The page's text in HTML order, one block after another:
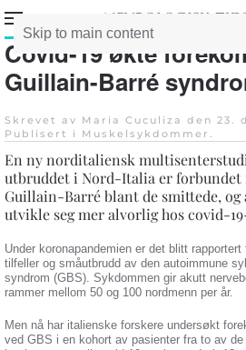
Skip to main content
Covid-19 økte
Guillain-Barré
Skrevet av Maria Cuculiza den 23.
Publisert i Muskelsykdommer .
En ny norditaliensk
utbruddet i Nord-Italia er forbundet
Guillain-Barré blant de smittede,
utvikle seg mer alvorlig hos covid-
Under koronapandemien er det blitt
tilfeller og småutbrudd av den autoimmune
syndrom (GBS). Sykdommen gir akutt
rammer mellom 50 og 100 nordmenn per år.
Men nå har italienske forskere undersøkt
ved GBS i en kohort av pasienter fra to av